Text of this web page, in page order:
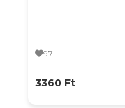
97
3360 Ft